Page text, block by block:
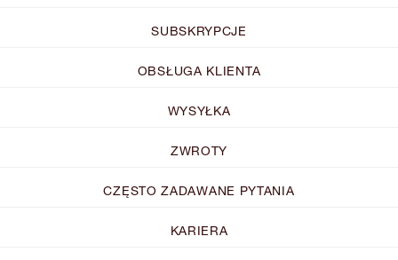
SUBSKRYPCJE
OBSŁUGA KLIENTA
WYSYŁKA
ZWROTY
CZĘSTO ZADAWANE PYTANIA
KARIERA